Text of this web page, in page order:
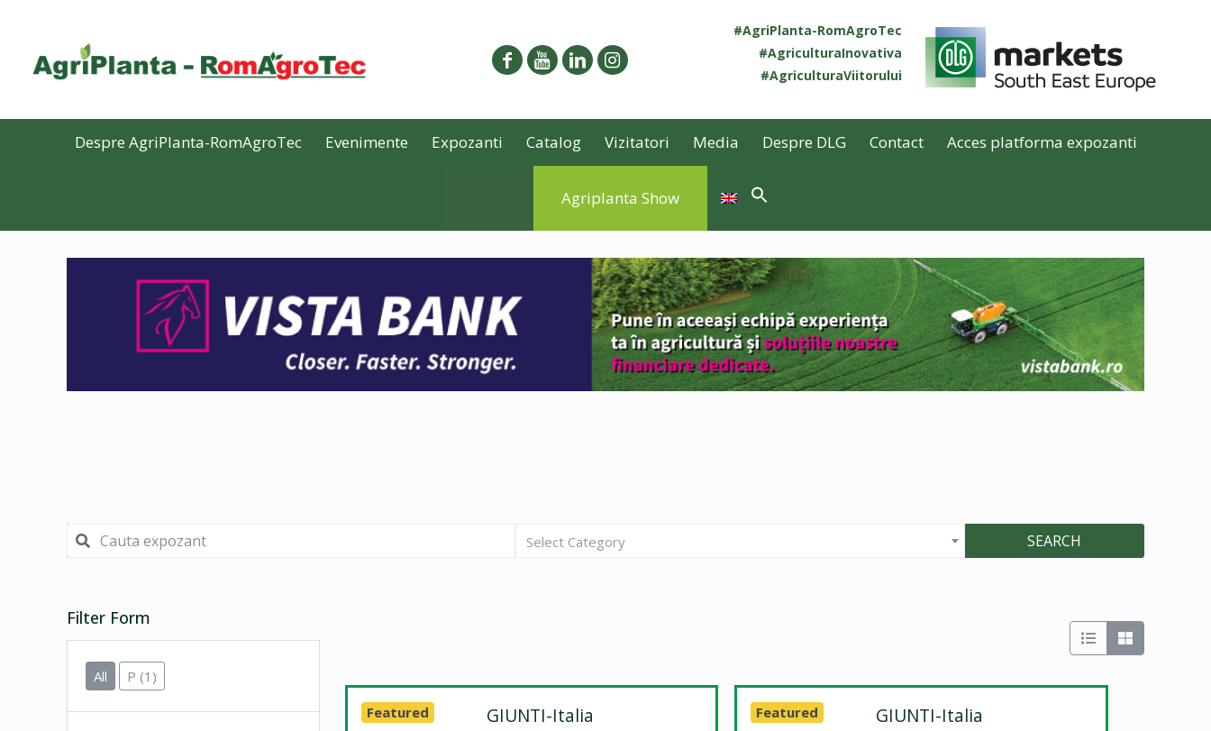
#AgriPlanta-RomAgroTec
#AgriculturaInovativa
#AgriculturaViitorului
Despre AgriPlanta-RomAgroTec Evenimente Expozanti Catalog Vizitatori Media Despre DLG Contact Acces platforma expozanti
Agriplanta Show
Select Category SEARCH
Filter Form
All P (1)
GIUNTI-Italia
Featured GIUNTI-Italia
Featured